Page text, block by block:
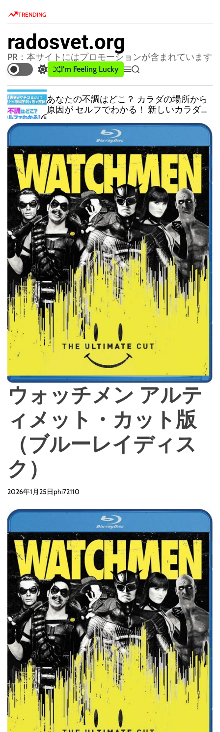
TRENDING
radosvet.org
PR：本サイトにはプロモーションが含まれています
S
w
i
t
c
h
l
o
r
m
o
d
e
I'm Feeling Lucky
M
e
u
S
e
c
h
あなたの不調はどこ？ カラダの場所から
原因が セルフでわかる！ 新しいカラダの
ウォッチメン アルテ
ィメット・カット版
（ブルーレイディス
ク）
2026年1月25日phi72110